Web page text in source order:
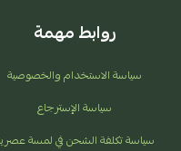
روابط مهمة
سياسة الاستخدام والخصوصية
سياسة الإسترجاع
سياسة تكلفة الشحن في لمسة